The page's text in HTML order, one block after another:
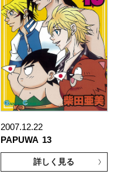
2007.12.22
PAPUWA 13
詳しく見る